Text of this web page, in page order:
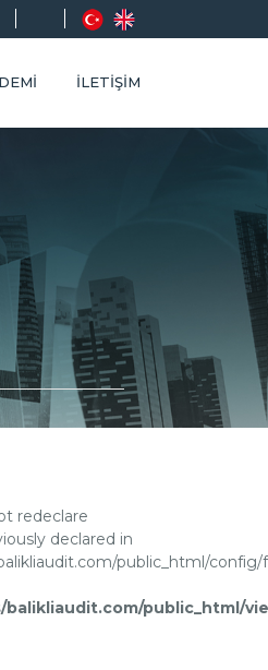
İLETIŞIM
redeclare
declared in
public_html/config/
balikliaudit.com/public_html/